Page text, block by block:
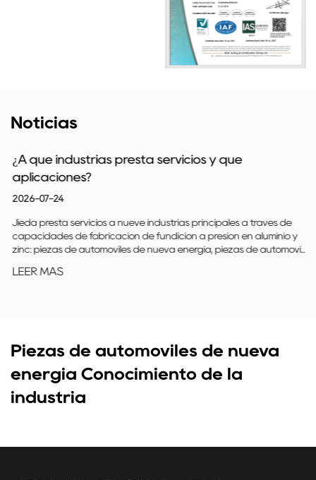
Noticias
¿A qué industrias presta servicios y qué
aplicaciones?
2026-07-24
Jieda presta servicios a nueve industrias principales a través de
capacidades de fabricación de fundición a presión en aluminio y
zinc: piezas de automóviles de nueva energía, piezas de automóvi...
LEER MÁS
Piezas de automóviles de nueva
energía Conocimiento de la
industria